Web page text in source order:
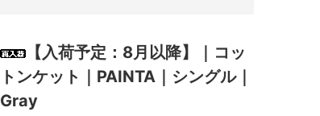
【入荷予定：8月以降】｜コッ
トンケット｜PAINTA｜シングル｜
Gray